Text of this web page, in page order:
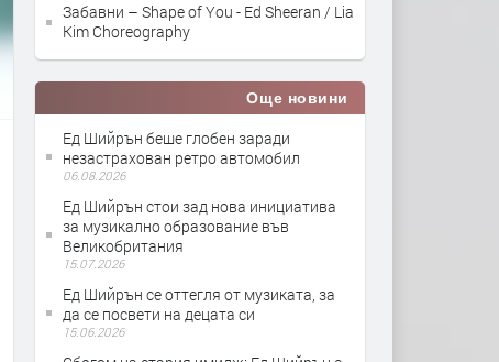
Забавни – Shape of You - Ed Sheeran / Lia
Kim Choreography
Още новини
Ед Шийрън беше глобен заради
незастрахован ретро автомобил
06.08.2026
Ед Шийрън стои зад нова инициатива
за музикално образование във
Великобритания
15.07.2026
Ед Шийрън се оттегля от музиката, за
да се посвети на децата си
15.06.2026